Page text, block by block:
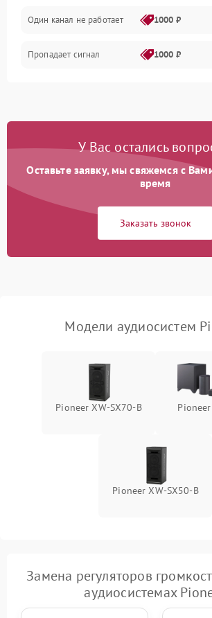
Один канал не работает 1000 ₽
Пропадает сигнал 1000 ₽
У Вас остались
Оставьте заявку, мы свяжемся с
время
Заказать звонок
Модели аудиосистем
Pioneer XW-SX70-B
Pioneer XW-SX50-B
Замена регуляторов
аудиосистемах